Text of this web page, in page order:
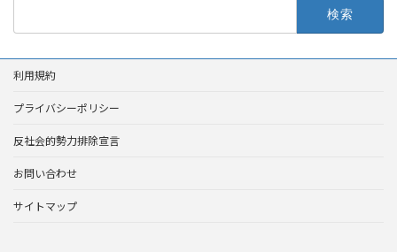
利用規約
プライバシーポリシー
反社会的勢力排除宣言
お問い合わせ
サイトマップ